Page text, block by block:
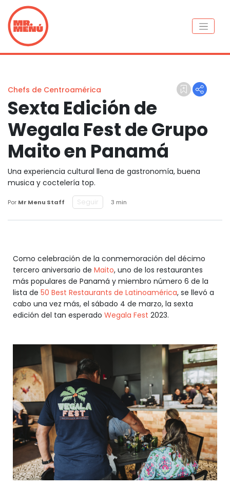
Chefs de Centroamérica
Sexta Edición de
Wegala Fest de Grupo
Maito en Panamá
Una experiencia cultural llena de gastronomía, buena
musica y coctelería top.
Por Mr Menu Staff Seguir 3 min
Como celebración de la conmemoración del décimo
tercero aniversario de Maito, uno de los restaurantes
más populares de Panamá y miembro número 6 de la
lista de 50 Best Restaurants de Latinoamérica, se llevó a
cabo una vez más, el sábado 4 de marzo, la sexta
edición del tan esperado Wegala Fest 2023.